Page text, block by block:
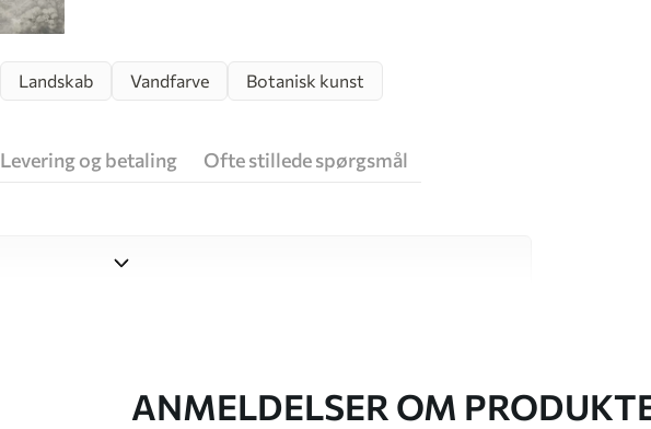
Landskab Vandfarve Botanisk kunst
Levering og betaling Ofte stillede spørgsmål
ANMELDELSER OM